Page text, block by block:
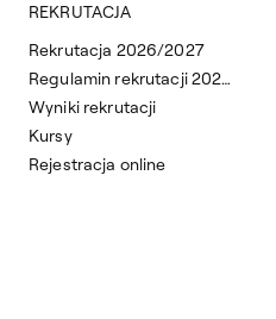
REKRUTACJA
Rekrutacja 2026/2027
Regulamin rekrutacji 2026/2027
Wyniki rekrutacji
Kursy
Rejestracja online